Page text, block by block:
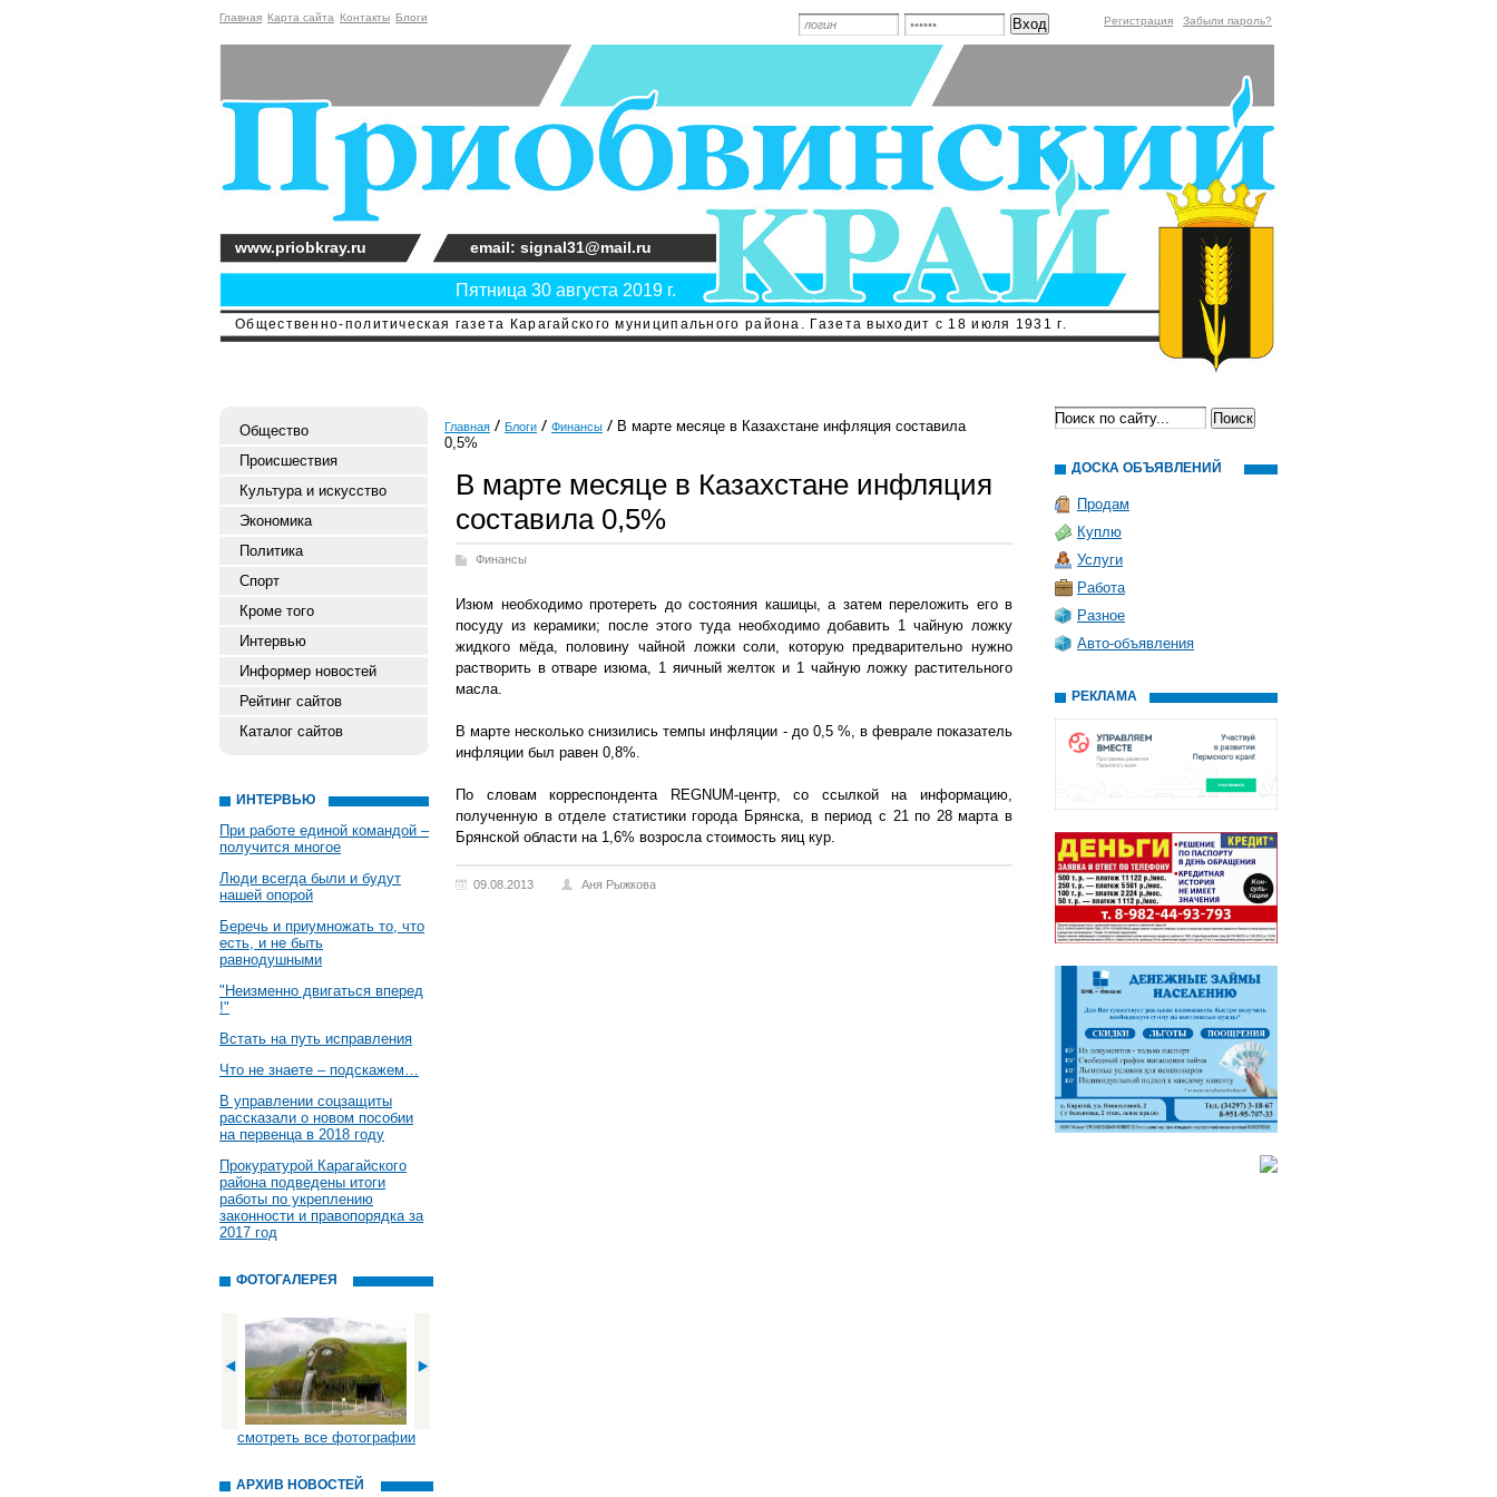
Главная Карта сайта Контакты Блоги Регистрация Забыли пароль?
Общественно-политическая газета Карагайского муниципального района. Газета выходит с 18 июля 1931 г.
Пятница 30 августа 2019 г.
www.priobkray.ru email: signal31@mail.ru
Общество
Происшествия
Культура и искусство
Экономика
Политика
Спорт
Кроме того
Интервью
Информер новостей
Рейтинг сайтов
Каталог сайтов
ИНТЕРВЬЮ
При работе единой командой –
получится многое
Люди всегда были и будут
нашей опорой
Беречь и приумножать то, что
есть, и не быть
равнодушными
"Неизменно двигаться вперед
!"
Встать на путь исправления
Что не знаете – подскажем…
В управлении соцзащиты
рассказали о новом пособии
на первенца в 2018 году
Прокуратурой Карагайского
района подведены итоги
работы по укреплению
законности и правопорядка за
2017 год
ФОТОГАЛЕРЕЯ
смотреть все фотографии
АРХИВ НОВОСТЕЙ
Главная Блоги Финансы
В марте месяце в Казахстане инфляция составила
0,5%
В марте месяце в Казахстане инфляция
составила 0,5%
Финансы
Изюм необходимо протереть до состояния кашицы, а затем переложить его в
посуду из керамики; после этого туда необходимо добавить 1 чайную ложку
жидкого мёда, половину чайной ложки соли, которую предварительно нужно
растворить в отваре изюма, 1 яичный желток и 1 чайную ложку растительного
масла.
В марте несколько снизились темпы инфляции - до 0,5 %, в феврале показатель
инфляции был равен 0,8%.
По словам корреспондента REGNUM-центр, со ссылкой на информацию,
полученную в отделе статистики города Брянска, в период с 21 по 28 марта в
Брянской области на 1,6% возросла стоимость яиц кур.
09.08.2013 Аня Рыжкова
ДОСКА ОБЪЯВЛЕНИЙ
Продам
Куплю
Услуги
Работа
Разное
Авто-объявления
РЕКЛАМА